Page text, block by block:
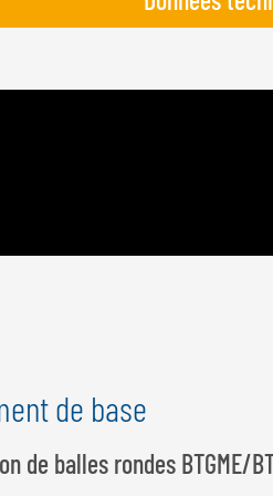
de base
de balles rondes BTGME/